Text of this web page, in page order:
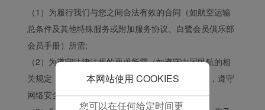
（1）为履行我们与您之间合法有效的合同（如航空运输
总条件及其他特殊服务或附加服务协议、白鹭会员俱乐部
会员手册）所需;
（2）为遵守法律法规的要求所需（如遵守中国民航的相
关规定，航空公司需收集旅客真实姓名和身份证号，遵守
网络安全等级保护义务需存储日志信息）。
本网站使用 COOKIES
方可以跟踪您的互联网行
为以使我们的内容和广告
与您的兴趣更加契合。
点击“接受”即表示您同意
放置所有的营销Cookie。
点击“拒绝”，我们将不会
您可以在任何给定时间更